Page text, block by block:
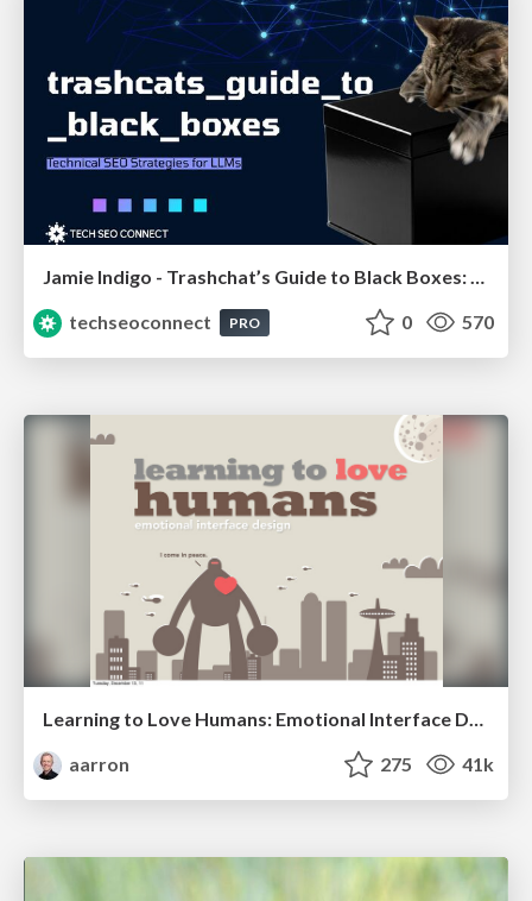
techseoconnect
PRO 0 570
Learning to Love Humans: Emotional Interface Design
aarron
275 41k